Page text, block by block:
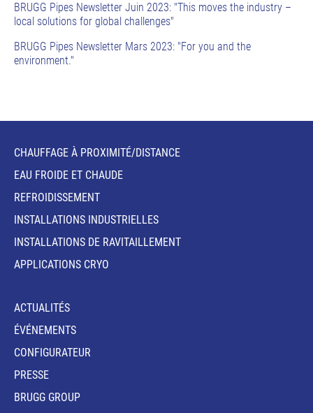
BRUGG Pipes Newsletter Juin 2023: "This moves the industry –
local solutions for global challenges"
BRUGG Pipes Newsletter Mars 2023: "For you and the
environment."
CHAUFFAGE À PROXIMITÉ/DISTANCE
EAU FROIDE ET CHAUDE
REFROIDISSEMENT
INSTALLATIONS INDUSTRIELLES
INSTALLATIONS DE RAVITAILLEMENT
APPLICATIONS CRYO
ACTUALITÉS
ÉVÉNEMENTS
CONFIGURATEUR
PRESSE
BRUGG GROUP